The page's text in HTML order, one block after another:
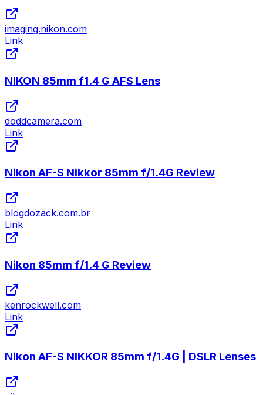
imaging.nikon.com
Link
NIKON 85mm f1.4 G AFS Lens
doddcamera.com
Link
Nikon AF-S Nikkor 85mm f/1.4G Review
blogdozack.com.br
Link
Nikon 85mm f/1.4 G Review
kenrockwell.com
Link
Nikon AF-S NIKKOR 85mm f/1.4G | DSLR Lenses